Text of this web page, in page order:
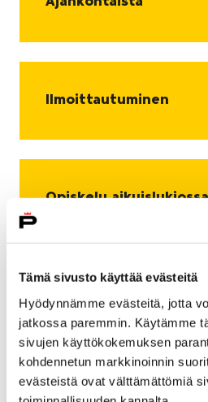
Tämä sivusto käyttää evästeitä
Hyödynnämme evästeitä, jotta
jatkossa paremmin. Käytämme
sivujen käyttökokemuksen
kohdennetun markkinoinnin
evästeistä ovat välttämättömiä
Ilmoittautuminen
Opiskelu aikuislukiossa
Verkko-opiskelu
Aikuisten perusopetus